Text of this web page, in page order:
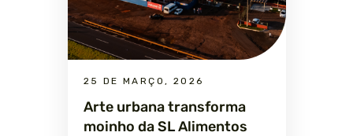
25 DE MARÇO, 2026
Arte urbana transforma
moinho da SL Alimentos